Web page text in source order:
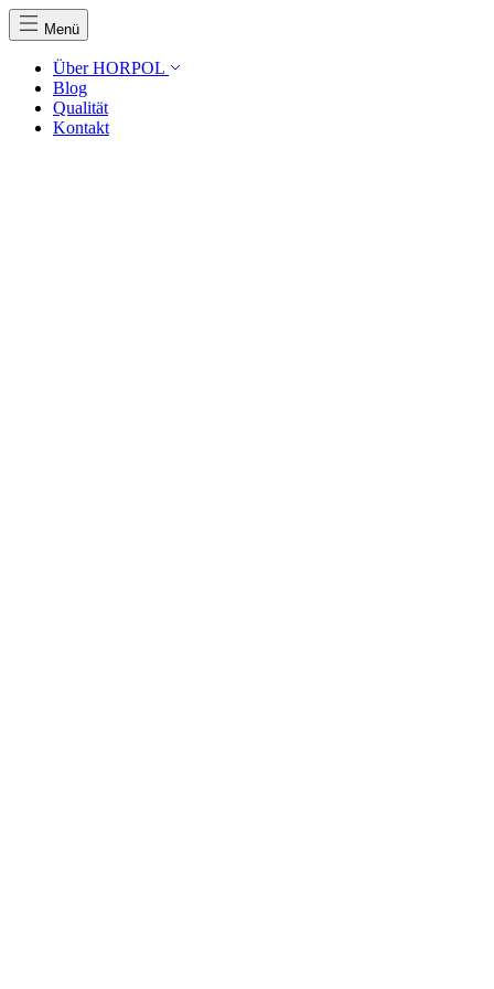
Menü
Über HORPOL
Blog
Qualität
Kontakt